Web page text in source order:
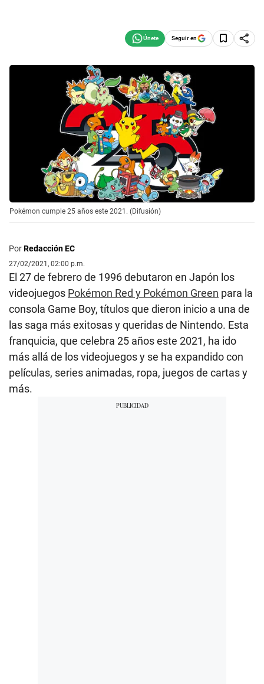
Seguir en
Pokémon cumple 25 años este 2021. (Difusión)
PorRedacción EC
27/02/2021, 02:00 p.m.
El 27 de febrero de 1996 debutaron en Japón los
videojuegos Pokémon Red y Pokémon Green para la
consola Game Boy, títulos que dieron inicio a una de
las saga más exitosas y queridas de Nintendo. Esta
franquicia, que celebra 25 años este 2021, ha ido
más allá de los videojuegos y se ha expandido con
películas, series animadas, ropa, juegos de cartas y
más.